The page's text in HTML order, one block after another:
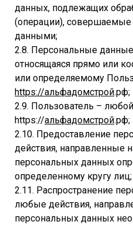
данных, подлежащих
(операции),
данными;
2.8. Персональные
относящаяся прямо или
или определяемому
https://альфадомстрой.рф;
2.9. Пользователь –
https://альфадомстрой.рф;
2.10. Предоставление
действия, направленные
персональных данных
определенному кругу лиц;
2.11. Распространение
любые действия,
персональных данных